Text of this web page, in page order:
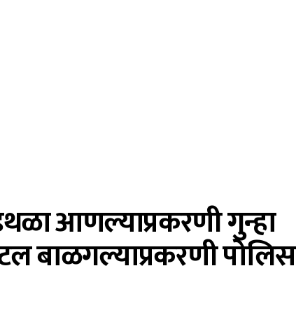
आणल्याप्रकरणी गुन्हा
बाळगल्याप्रकरणी पोलिस